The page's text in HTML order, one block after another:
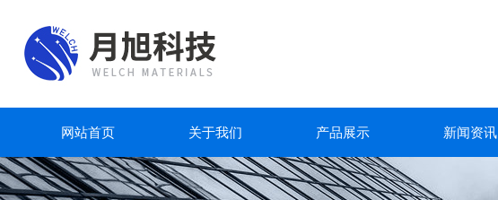
网站首页 关于我们 产品展示 新闻资讯